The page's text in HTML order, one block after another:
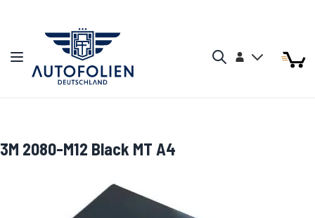
Navigation umschalten Konto Mein
3M 2080-M12 Black MT A4